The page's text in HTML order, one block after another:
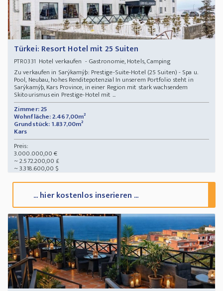
Türkei: Resort Hotel mit 25 Suiten
PTR0331 Hotel verkaufen - Gastronomie, Hotels, Camping
Zu verkaufen in Sarýkamýþ: Prestige-Suite-Hotel (25 Suiten) - Spa u.
Pool, Neubau, hohes Renditepotenzial In unserem Portfolio steht in
Sarýkamýþ, Kars Province, in einer Region mit stark wachsendem
Skitourismus ein Prestige-Hotel mit ...
Zimmer: 25
Wohnfläche: 2.467,00m²
Grundstück: 1.837,00m²
Kars
Preis:
3.000.000,00 €
~ 2.572.200,00 £
~ 3.318.600,00 $
... hier kostenlos inserieren ...